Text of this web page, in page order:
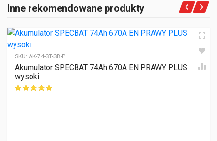
Inne rekomendowane produkty
SKU: AK-74-ST-SB-P
Akumulator SPECBAT 74Ah 670A EN PRAWY PLUS
wysoki